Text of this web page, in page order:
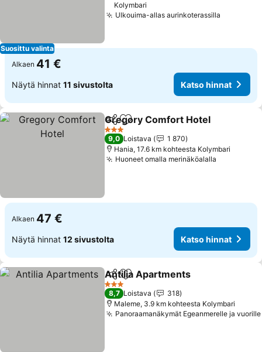
Suosittu valinta
Kolymbari
Ulkouima-allas aurinkoterassilla
Alkaen 41 €
Näytä hinnat 11 sivustolta Katso hinnat
Jaa Lisää suosikkeihin
Gregory Comfort Hotel
3 Tähtiluokitus
9,0 Loistava
1 870
Hania, 17.6 km kohteesta Kolymbari
Huoneet omalla merinäköalalla
Alkaen 47 €
Näytä hinnat 12 sivustolta Katso hinnat
Jaa Lisää suosikkeihin
Antilia Apartments
3 Tähtiluokitus
8,7 Loistava
318
Maleme, 3.9 km kohteesta Kolymbari
Panoraamanäkymät Egeanmerelle ja vuorille